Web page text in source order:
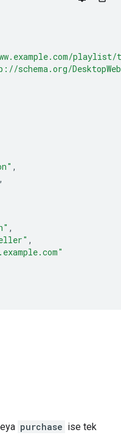
playlist/
schema.org/
,
,
,
,
purchase ise tek